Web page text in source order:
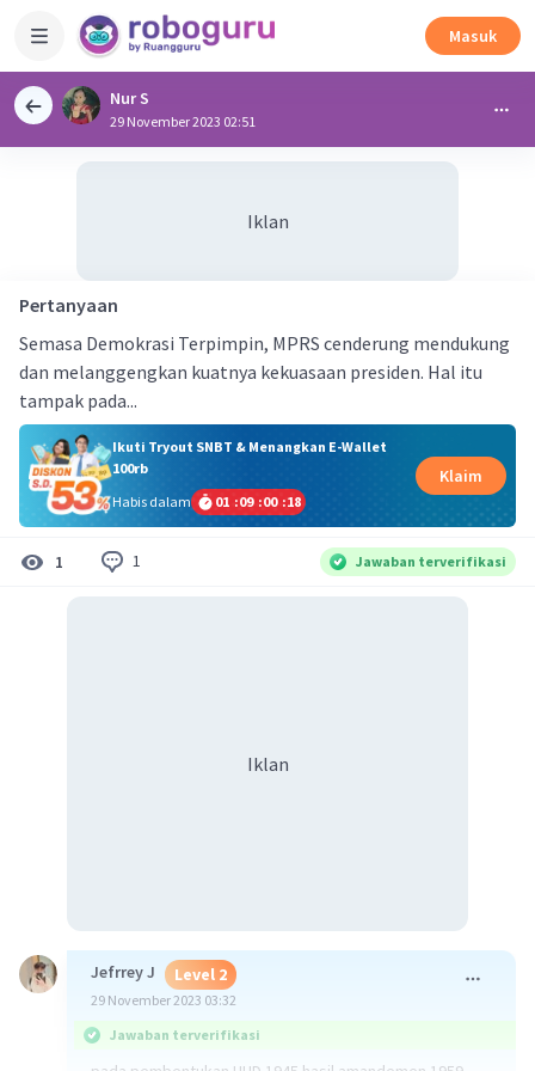
Masuk
Nur S
29 November 2023 02:51
Iklan
Pertanyaan
Semasa Demokrasi Terpimpin, MPRS cenderung mendukung
dan melanggengkan kuatnya kekuasaan presiden. Hal itu
tampak pada...
Ikuti Tryout SNBT & Menangkan E-Wallet
100rb
Habis dalam
01 :09 :00 :17
Klaim
1 1 Jawaban terverifikasi
Iklan
Jefrrey J Level 2
29 November 2023 03:32
Jawaban terverifikasi